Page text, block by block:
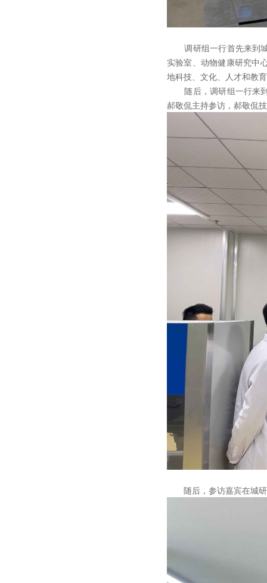
调研组一行首先来到城
实验室、动物健康研究中
地科技、文化、人才和教
随后，调研组一行来到
郝敬侃主持参访，郝敬侃
随后，参访嘉宾在城研